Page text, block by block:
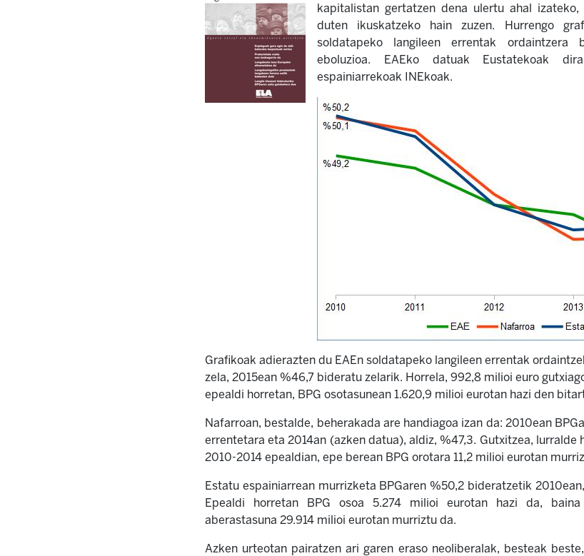
kapitalistan gertatzen dena ulertu ahal
duten ikuskatzeko hain zuzen. Hurrengo
soldatapeko langileen errentak ordaintzera
eboluzioa. EAEko datuak Eustatekoak
espainiarrekoak INEkoak.
Grafikoak adierazten du EAEn soldatapeko langileen errentak
zela, 2015ean %46,7 bideratu zelarik. Horrela, 992,8 milioi euro
epealdi horretan, BPG osotasunean 1.620,9 milioi eurotan hazi den
Nafarroan, bestalde, beherakada are handiagoa izan da: 2010ean
errentetara eta 2014an (azken datua), aldiz, %47,3. Gutxitzea, lurralde
2010-2014 epealdian, epe berean BPG orotara 11,2 milioi eurotan
Estatu espainiarrean murrizketa BPGaren %50,2 bideratzetik
Epealdi horretan BPG osoa 5.274 milioi eurotan hazi da,
aberastasuna 29.914 milioi eurotan murriztu da.
Azken urteotan pairatzen ari garen eraso neoliberalak, besteak